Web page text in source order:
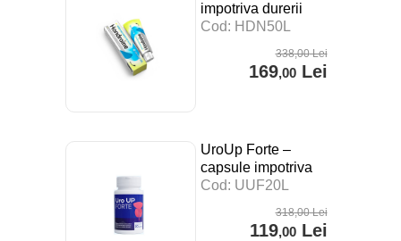
impotriva durerii
articulare – 50 ml
Cod: HDN50L
338,00Lei
169,00Lei
UroUp Forte –
capsule impotriva
prostatitei – 20 cps
Cod: UUF20L
318,00Lei
119,00Lei